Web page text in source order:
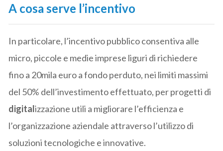
A cosa serve l’incentivo
In particolare, l’incentivo pubblico consentiva alle
micro, piccole e medie imprese liguri di richiedere
fino a 20mila euro a fondo perduto, nei limiti massimi
del 50% dell’investimento effettuato, per progetti di
digitalizzazione utili a migliorare l’efficienza e
l’organizzazione aziendale attraverso l’utilizzo di
soluzioni tecnologiche e innovative.